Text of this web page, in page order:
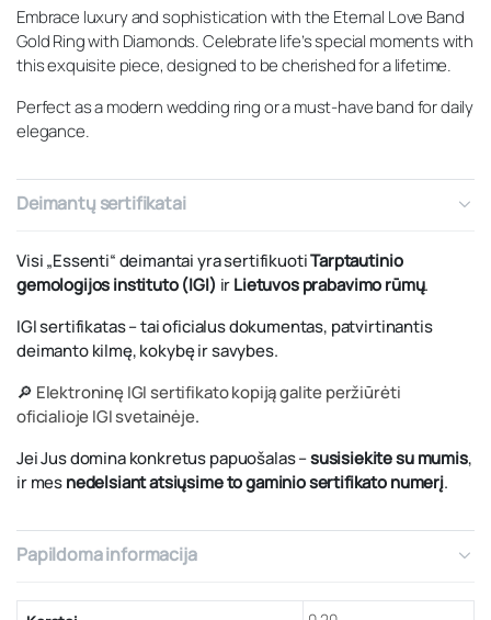
Embrace luxury and sophistication with the Eternal Love Band
Gold Ring with Diamonds. Celebrate life’s special moments with
this exquisite piece, designed to be cherished for a lifetime.
Perfect as a modern wedding ring or a must-have band for daily
elegance.
Deimantų sertifikatai
Visi „Essenti“ deimantai yra sertifikuotiTarptautinio
gemologijos instituto (IGI) irLietuvos prabavimo rūmų.
IGI sertifikatas – tai oficialus dokumentas, patvirtinantis
deimanto kilmę, kokybę ir savybes.
🔎 Elektroninę IGI sertifikato kopiją galite peržiūrėti
oficialioje IGI svetainėje.
Jei Jus domina konkretus papuošalas –susisiekite su mumis,
ir mesnedelsiant atsiųsime to gaminio sertifikato numerį.
Papildoma informacija